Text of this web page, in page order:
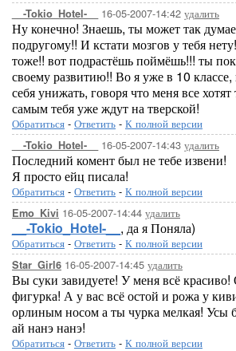
__-Tokio_Hotel-__ 16-05-2007-14:42 удалить
Ну конечно! Знаешь, ты может так
подругому!! И кстати мозгов у тебя
тоже!! вот подрастёшь поймёшь!!! ты
своему развитию!! Во я уже в 10 классе,
себя унижать, говоря что меня все
самым тебя уже ждут на тверской!
Обратиться - Ответить - К полной версии
__-Tokio_Hotel-__ 16-05-2007-14:43 удалить
Последний комент был не тебе извени!
Я просто ейц писала!
Обратиться - Ответить - К полной версии
Emo_Kivi 16-05-2007-14:44 удалить
__-Tokio_Hotel-__ , да я Поняла)
Обратиться - Ответить - К полной версии
Star_Girl6 16-05-2007-14:45 удалить
Вы суки завидуете! У меня всё
фигурка! А у вас всё остой и рожа у
орлиным носом а ты чурка мелкая! Усы
ай нанэ нанэ!
Обратиться - Ответить - К полной версии